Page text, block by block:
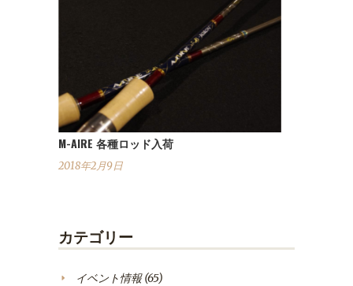
M-AIRE 各種ロッド入荷
2018年2月9日
カテゴリー
イベント情報(65)